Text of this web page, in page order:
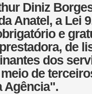
Diniz
Anatel, a Lei
e
de
dos
de
Agência".